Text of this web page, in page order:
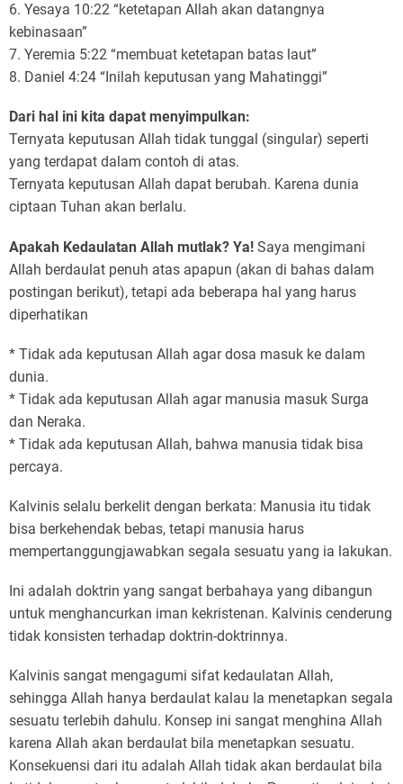
6. Yesaya 10:22 “ketetapan Allah akan datangnya
kebinasaan”
7. Yeremia 5:22 “membuat ketetapan batas laut”
8. Daniel 4:24 “Inilah keputusan yang Mahatinggi”
Dari hal ini kita dapat menyimpulkan:
Ternyata keputusan Allah tidak tunggal (singular) seperti
yang terdapat dalam contoh di atas.
Ternyata keputusan Allah dapat berubah. Karena dunia
ciptaan Tuhan akan berlalu.
Apakah Kedaulatan Allah mutlak? Ya! Saya mengimani
Allah berdaulat penuh atas apapun (akan di bahas dalam
postingan berikut), tetapi ada beberapa hal yang harus
diperhatikan
* Tidak ada keputusan Allah agar dosa masuk ke dalam
dunia.
* Tidak ada keputusan Allah agar manusia masuk Surga
dan Neraka.
* Tidak ada keputusan Allah, bahwa manusia tidak bisa
percaya.
Kalvinis selalu berkelit dengan berkata: Manusia itu tidak
bisa berkehendak bebas, tetapi manusia harus
mempertanggungjawabkan segala sesuatu yang ia lakukan.
Ini adalah doktrin yang sangat berbahaya yang dibangun
untuk menghancurkan iman kekristenan. Kalvinis cenderung
tidak konsisten terhadap doktrin-doktrinnya.
Kalvinis sangat mengagumi sifat kedaulatan Allah,
sehingga Allah hanya berdaulat kalau Ia menetapkan segala
sesuatu terlebih dahulu. Konsep ini sangat menghina Allah
karena Allah akan berdaulat bila menetapkan sesuatu.
Konsekuensi dari itu adalah Allah tidak akan berdaulat bila